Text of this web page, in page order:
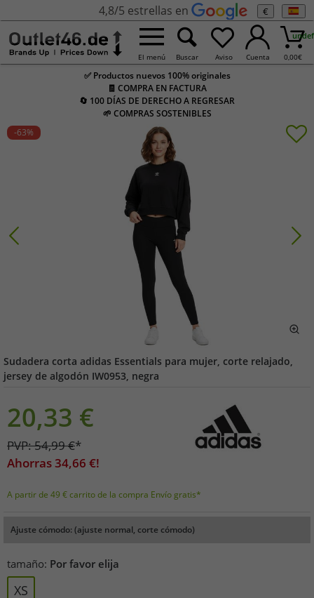
4,8/5 estrellas en €
El menú Buscar Aviso Cuenta 0,00€
✅ Productos nuevos 100% originales
🧾 COMPRA EN FACTURA
🔄 100 DÍAS DE DERECHO A REGRESAR
🌱 COMPRAS SOSTENIBLES
-63%
Sudadera corta adidas Essentials para mujer, corte relajado,
jersey de algodón IW0953, negra
20,33 €
PVP:54,99€*
Ahorras34,66 €!
A partir de 49 € carrito de la compra Envío gratis*
Ajuste cómodo: (ajuste normal, corte cómodo)
tamaño: Por favor elija
XS